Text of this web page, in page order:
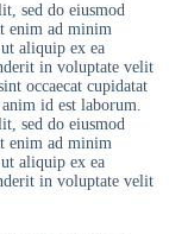
sed do eiusmod
enim ad minim
aliquip ex ea
in voluptate velit
occaecat cupidatat
id est laborum.
sed do eiusmod
enim ad minim
aliquip ex ea
in voluptate velit